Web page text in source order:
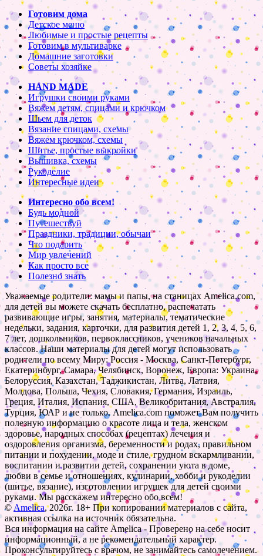
Готовим дома
Детское меню
Любимые и простые рецепты
Готовим в мультиварке
Домашние заготовки
Советы хозяйке
HAND MADE
Игрушки своими руками
Вяжем детям, спицами и крючком
Шьем для деток
Вязание спицами, схемы
Вяжем крючком, схемы
Шитье, простые выкройки
Вышивка, схемы
Рукоделие
Интересные идеи
Интересно обо всем!
Будь модной
Путешествуй
Праздники, традиции, обычаи
Что подарить
Мир увлечений
Как просто все
Полезно знать
Уважаемые родители: мамы и папы, на станицах Amelica.com,
для детей вы можете скачать бесплатно, распечатать
развивающие игры, занятия, материалы, тематические
недельки, задания, карточки, для развития детей 1, 2, 3, 4, 5, 6,
7 лет, дошкольников, первоклассников, учеников начальных
классов. Наши материалы для детей могут использовать
родители по всему Миру: Россия - Москва, Санкт-Петербург,
Екатеринбург, Самара, Челябинск, Воронеж, Европа: Украина,
Белоруссия, Казахстан, Таджикистан, Литва, Латвия,
Молдова, Польша, Чехия, Словакия, Германия, Израиль,
Греция, Италия, Испания, США, Великобритания, Австралия,
Турция, ЮАР и не только. Amelica.com поможет Вам получить
полезную информацию о красоте лица и тела, женском
здоровье, народных способах (рецептах) лечения и
оздоровления организма, беременности и родах, правильном
питании и похудении, моде и стиле, грудном вскармливании,
воспитании и развитии детей, сохранении уюта в доме,
любви в семье и отношениях, кулинарии, хобби и рукоделии
(шитье, вязание), изготовлении игрушек для детей своими
руками. Мы расскажем интересно обо всем!
© Amelica, 2026г. 18+ При копировании материалов с сайта,
активная ссылка на источник обязательна.
Вся информация на сайте Amelica - Проверено на себе носит
информационный, а не рекомендательный характер.
Проконсультируйтесь с врачом, не занимайтесь самолечением.